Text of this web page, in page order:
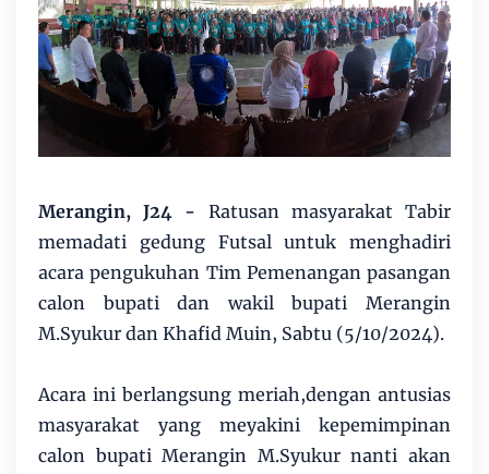
Merangin, J24 - Ratusan masyarakat Tabir
memadati gedung Futsal untuk menghadiri
acara pengukuhan Tim Pemenangan pasangan
calon bupati dan wakil bupati Merangin
M.Syukur dan Khafid Muin, Sabtu (5/10/2024).
Acara ini berlangsung meriah,dengan antusias
masyarakat yang meyakini kepemimpinan
calon bupati Merangin M.Syukur nanti akan